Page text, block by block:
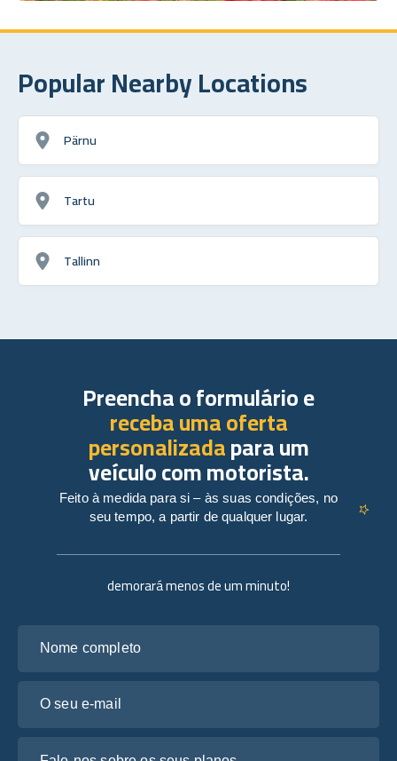
Popular Nearby Locations
Pärnu
Tartu
Tallinn
demorará menos de um minuto!
Preencha o formulário e
receba uma oferta
personalizadapara um
veículo com motorista.
Feito à medida para si – às suas condições, no
seu tempo, a partir de qualquer lugar.